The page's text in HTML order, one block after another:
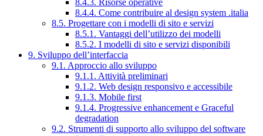
8.4.4. Come contribuire al design system .italia
8.5. Progettare con i modelli di sito e servizi
8.5.1. Vantaggi dell’utilizzo dei modelli
8.5.2. I modelli di sito e servizi disponibili
9. Sviluppo dell’interfaccia
9.1. Approccio allo sviluppo
9.1.1. Attività preliminari
9.1.2. Web design responsivo e accessibile
9.1.3. Mobile first
9.1.4. Progressive enhancement e Graceful
degradation
9.2. Strumenti di supporto allo sviluppo del software